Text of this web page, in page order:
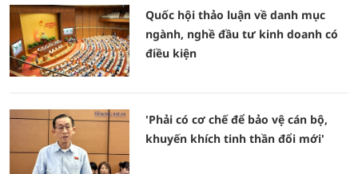
Quốc hội thảo luận về danh mục
ngành, nghề đầu tư kinh doanh có
điều kiện
'Phải có cơ chế để bảo vệ cán bộ,
khuyến khích tinh thần đổi mới'